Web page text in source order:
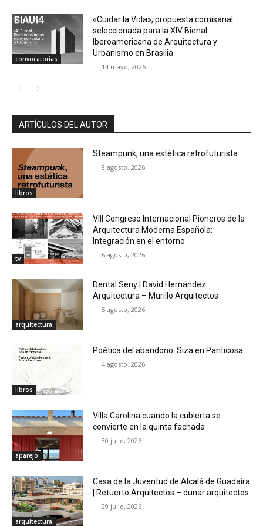
convocatorias
«Cuidar la Vida», propuesta comisarial
seleccionada para la XIV Bienal
Iberoamericana de Arquitectura y
Urbanismo en Brasilia
14 mayo, 2026
ARTÍCULOS DEL AUTOR
libros
Steampunk, una estética retrofuturista
8 agosto, 2026
tv
VIII Congreso Internacional Pioneros de la
Arquitectura Moderna Española:
Integración en el entorno
6 agosto, 2026
arquitectura
Dental Seny | David Hernández
Arquitectura – Murillo Arquitectos
5 agosto, 2026
libros
Poética del abandono. Siza en Panticosa
4 agosto, 2026
aparejo
Villa Carolina cuando la cubierta se
convierte en la quinta fachada
30 julio, 2026
arquitectura
Casa de la Juventud de Alcalá de Guadaíra
| Retuerto Arquitectos – dunar arquitectos
29 julio, 2026